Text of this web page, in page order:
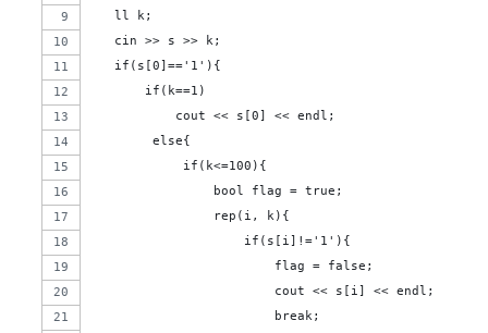
   ll k;
   cin >> s >> k;
   if(s[0]=='1'){
       if(k==1)
           cout << s[0] << endl;
        else{
            if(k<=100){
                bool flag = true;
                rep(i, k){
                    if(s[i]!='1'){
                        flag = false;
                        cout << s[i] << endl;
                        break;